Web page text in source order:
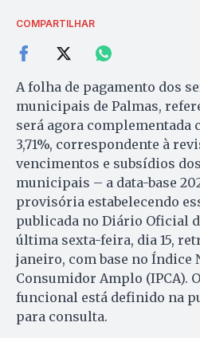
COMPARTILHAR
A folha de pagamento dos
municipais de Palmas,
será agora complementada
3,71%, correspondente à
vencimentos e subsídios
municipais – a data-base
provisória estabelecendo
publicada no Diário Oficial
última sexta-feira, dia 15,
janeiro, com base no Índice
Consumidor Amplo (IPCA).
funcional está definido na
para consulta.